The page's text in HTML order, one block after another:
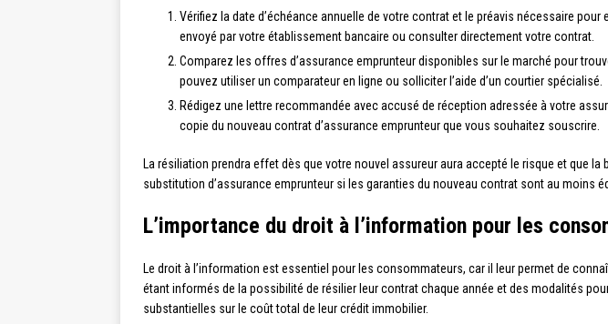
Vérifiez la date d’échéance annuelle de votre contrat et le préavis nécessaire
envoyé par votre établissement bancaire ou consulter directement votre contrat.
Comparez les offres d’assurance emprunteur disponibles sur le marché pour
pouvez utiliser un comparateur en ligne ou solliciter l’aide d’un courtier spécialisé.
Rédigez une lettre recommandée avec accusé de réception adressée à votre
copie du nouveau contrat d’assurance emprunteur que vous souhaitez souscrire.
La résiliation prendra effet dès que votre nouvel assureur aura accepté le risque et que
substitution d’assurance emprunteur si les garanties du nouveau contrat sont au moins
L’importance du droit à l’information pour les
Le droit à l’information est essentiel pour les consommateurs, car il leur permet de
étant informés de la possibilité de résilier leur contrat chaque année et des modalités
substantielles sur le coût total de leur crédit immobilier.